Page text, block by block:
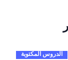
الدروس المكتوبة